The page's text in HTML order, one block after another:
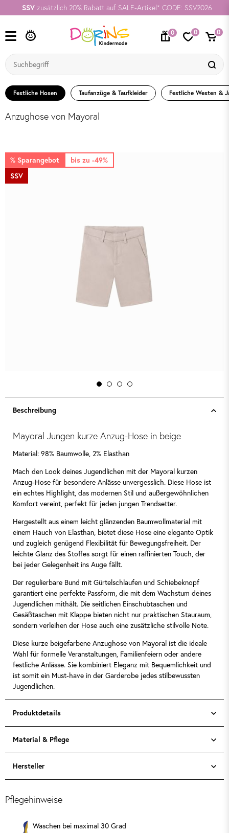
SSV zusätzlich 20% Rabatt auf SALE-Artikel* CODE: SSV2026
0 0 0
Taufanzüge & Taufkleider Festliche Westen &
Festliche Hosen
Anzughose von Mayoral
bis zu -49%
% Sparangebot
SSV
Beschreibung
Produktdetails
Material & Pflege
Hersteller
Mayoral Jungen kurze Anzug-Hose in beige
Material: 98% Baumwolle, 2% Elasthan
Mach den Look deines Jugendlichen mit der Mayoral kurzen
Anzug-Hose für besondere Anlässe unvergesslich. Diese Hose ist
ein echtes Highlight, das modernen Stil und außergewöhnlichen
Komfort vereint, perfekt für jeden jungen Trendsetter.
Hergestellt aus einem leicht glänzenden Baumwollmaterial mit
einem Hauch von Elasthan, bietet diese Hose eine elegante Optik
und zugleich genügend Flexibilität für Bewegungsfreiheit. Der
leichte Glanz des Stoffes sorgt für einen raffinierten Touch, der
bei jeder Gelegenheit ins Auge fällt.
Der regulierbare Bund mit Gürtelschlaufen und Schiebeknopf
garantiert eine perfekte Passform, die mit dem Wachstum deines
Jugendlichen mithält. Die seitlichen Einschubtaschen und
Gesäßtaschen mit Klappe bieten nicht nur praktischen Stauraum,
sondern verleihen der Hose auch eine zusätzliche stilvolle Note.
Diese kurze beigefarbene Anzughose von Mayoral ist die ideale
Wahl für formelle Veranstaltungen, Familienfeiern oder andere
festliche Anlässe. Sie kombiniert Eleganz mit Bequemlichkeit und
ist somit ein Must-have in der Garderobe jedes stilbewussten
Jugendlichen.
Pflegehinweise
Waschen bei maximal 30 Grad